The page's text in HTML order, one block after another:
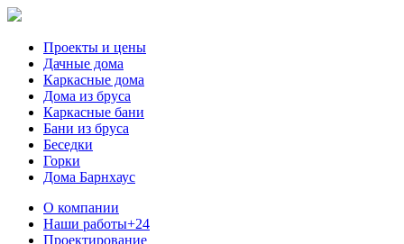
Проекты и цены
Дачные дома
Каркасные дома
Дома из бруса
Каркасные бани
Бани из бруса
Беседки
Горки
Дома Барнхаус
О компании
Наши работы+24
Проектирование